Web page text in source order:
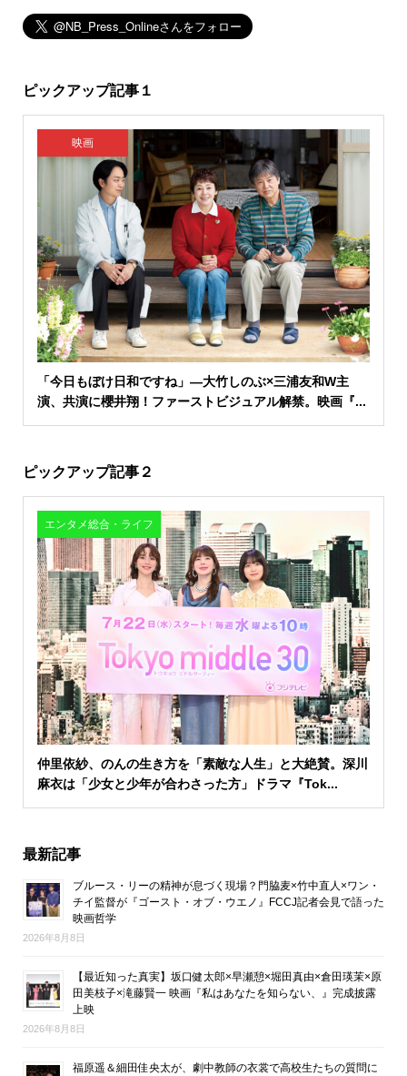
ピックアップ記事１
映画
「今日もぼけ日和ですね」―大竹しのぶ×三浦友和W主
演、共演に櫻井翔！ファーストビジュアル解禁。映画『...
ピックアップ記事２
エンタメ総合・ライフ
仲里依紗、のんの生き方を「素敵な人生」と大絶賛。深川
麻衣は「少女と少年が合わさった方」ドラマ『Tok...
最新記事
ブルース・リーの精神が息づく現場？門脇麦×竹中直人×ワン・
チイ監督が『ゴースト・オブ・ウエノ』FCCJ記者会見で語った
映画哲学
2026年8月8日
【最近知った真実】坂口健太郎×早瀬憩×堀田真由×倉田瑛茉×原
田美枝子×滝藤賢一 映画『私はあなたを知らない、』完成披露
上映
2026年8月8日
福原遥＆細田佳央太が、劇中教師の衣裳で高校生たちの質問に